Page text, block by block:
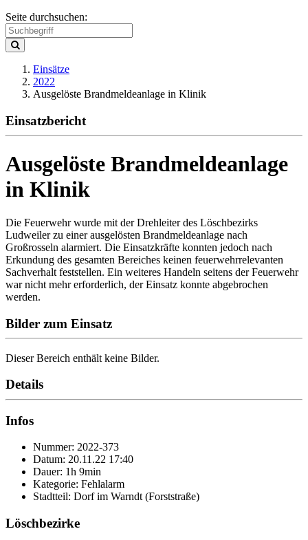
Seite durchsuchen:
Einsätze
2022
Ausgelöste Brandmeldeanlage in Klinik
Einsatzbericht
Ausgelöste Brandmeldeanlage
in Klinik
Die Feuerwehr wurde mit der Drehleiter des Löschbezirks
Ludweiler zu einer ausgelösten Brandmeldeanlage nach
Großrosseln alarmiert. Die Einsatzkräfte konnten jedoch nach
Erkundung des gesamten Bereiches keinen feuerwehrrelevanten
Sachverhalt feststellen. Ein weiteres Handeln seitens der Feuerwehr
war nicht mehr erforderlich, der Einsatz konnte abgebrochen
werden.
Bilder zum Einsatz
Dieser Bereich enthält keine Bilder.
Details
Infos
Nummer: 2022-373
Datum: 20.11.22 17:40
Dauer: 1h 9min
Kategorie: Fehlalarm
Stadtteil: Dorf im Warndt (Forststraße)
Löschbezirke